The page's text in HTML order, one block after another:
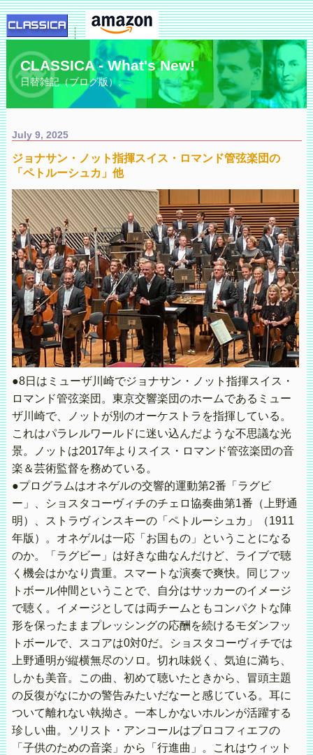
CLASSICA - What's New!
日替雑記（ブログ版）。
July 9, 2025
ジョナサン・ノット指揮スイス・ロマンド管弦楽団の
「ペトルーシュカ」他
●8日はミューザ川崎でジョナサン・ノット指揮スイス・
ロマンド管弦楽団。東京交響楽団のホームであるミュー
ザ川崎で、ノットが別のオーケストラを指揮している。
これはパラレルワールドに迷い込んだような不思議な光
景。ノットは2017年よりスイス・ロマンド管弦楽団の音
楽＆芸術監督を務めている。
●プログラムはオネゲルの交響的運動第2番「ラグビ
ー」、ショスタコーヴィチのチェロ協奏曲第1番（上野通
明）、ストラヴィンスキーの「ペトルーシュカ」（1911
年版）。オネゲルは一応「お国もの」ということになる
のか。「ラグビー」は好きな曲なんだけど、ライブで聴
く機会はかなり貴重。スマートな演奏で爽快。同じフッ
トボール仲間ということで、自分はサッカーのイメージ
で聴く。イメージとしては両チームともコンパクトな陣
形を保ったままプレッシングの応酬を続けるモダンフッ
トボールで、スコアは0対0だ。ショスタコーヴィチでは
上野通明が縦横無尽のソロ。切れ味鋭く、気迫に満ち、
しかも美音。この曲、初めて聴いたときから、冒頭主題
の反復がなにかの警告みたいだなーと感じている。耳に
ついて離れない執拗さ。一本しかないホルンが活躍する
珍しい曲。ソリスト・アンコールはプロコフィエフの
「子供のための音楽」から「行進曲」。これはウィット